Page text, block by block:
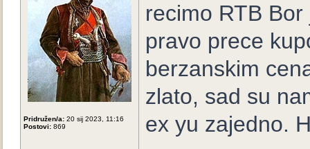
Pridružen/a: 20 sij 2023, 11:16
Postovi: 869
recimo RTB
pravo prece
berzanskim
zlato, sad su
ex yu zajedno.